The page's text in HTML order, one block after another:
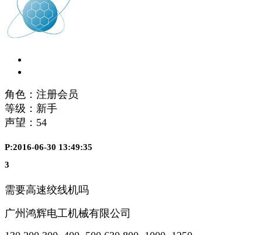
角色：注册会员
等级：新手
声望： 54
P:2016-06-30 13:49:35
3
需要高速绞线机吗
广州鸿辉电工机械有限公司